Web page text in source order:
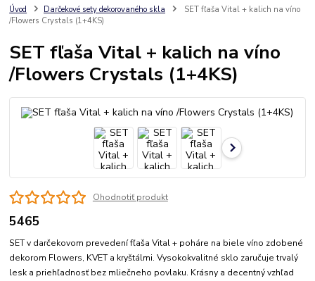
Úvod Darčekové sety dekorovaného skla
SET fľaša Vital + kalich na víno
/Flowers Crystals (1+4KS)
SET fľaša Vital + kalich na víno
/Flowers Crystals (1+4KS)
Ohodnotiť produkt
5465
SET v darčekovom prevedení fľaša Vital + poháre na biele víno zdobené
dekorom Flowers, KVET a kryštálmi. Vysokokvalitné sklo zaručuje trvalý
lesk a priehľadnosť bez mliečneho povlaku. Krásny a decentný vzhľad